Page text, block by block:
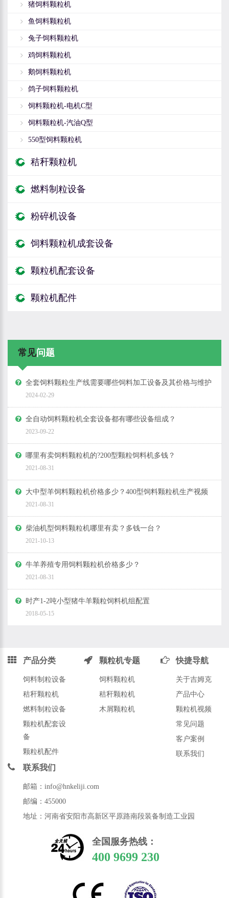
猪饲料颗粒机
鱼饲料颗粒机
兔子饲料颗粒机
鸡饲料颗粒机
鹅饲料颗粒机
鸽子饲料颗粒机
饲料颗粒机-电机C型
饲料颗粒机-汽油Q型
550型饲料颗粒机
秸秆颗粒机
燃料制粒设备
粉碎机设备
饲料颗粒机成套设备
颗粒机配套设备
颗粒机配件
常见问题
全套饲料颗粒生产线需要哪些饲料加工设备及其价格与维护
2024-02-29
全自动饲料颗粒机全套设备都有哪些设备组成？
2023-09-22
哪里有卖饲料颗粒机的?200型颗粒饲料机多钱？
2021-08-31
大中型羊饲料颗粒机价格多少？400型饲料颗粒机生产视频
2021-08-31
柴油机型饲料颗粒机哪里有卖？多钱一台？
2021-10-13
牛羊养殖专用饲料颗粒机价格多少？
2021-08-31
时产1-2吨小型猪牛羊颗粒饲料机组配置
2018-05-15
产品分类
饲料制粒设备
秸秆颗粒机
燃料制粒设备
颗粒机配套设
备
颗粒机配件
颗粒机专题
饲料颗粒机
秸秆颗粒机
木屑颗粒机
快捷导航
关于吉姆克
产品中心
颗粒机视频
常见问题
客户案例
联系我们
联系我们
邮箱：info@hnkeliji.com
邮编：455000
地址：河南省安阳市高新区平原路南段装备制造工业园
全国服务热线：
400 9699 230